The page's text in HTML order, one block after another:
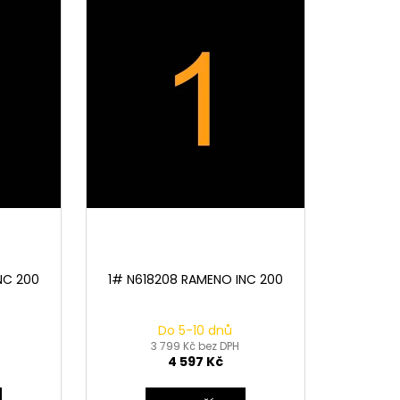
200 1# N618208 RAMENO INC 200
Do 5-10 dnů
3 799 Kč bez DPH
4 597 Kč